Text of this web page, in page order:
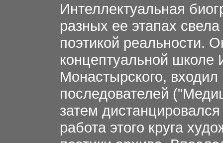
Интеллектуальная
разных ее этапах
поэтикой реальности.
концептуальной
Монастырского,
последователей
затем
работа этого круга